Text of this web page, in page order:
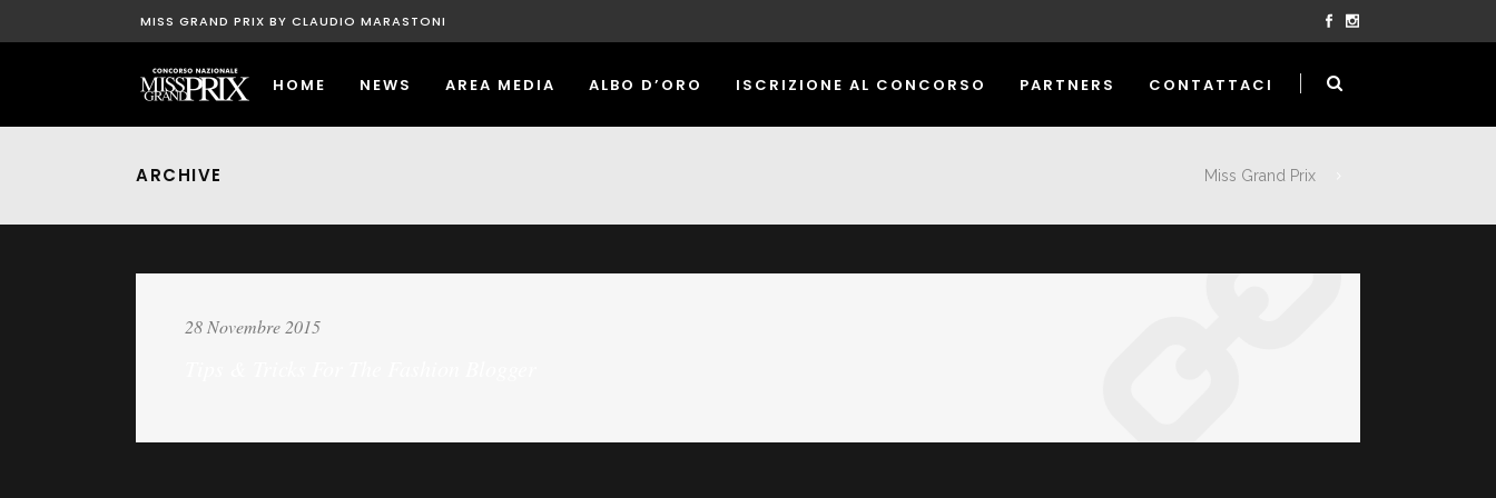
MISS GRAND PRIX BY CLAUDIO MARASTONI
HOME NEWS AREA MEDIA ALBO D’ORO ISCRIZIONE AL CONCORSO PARTNERS CONTATTACI
ARCHIVE Miss Grand Prix
28 Novembre 2015